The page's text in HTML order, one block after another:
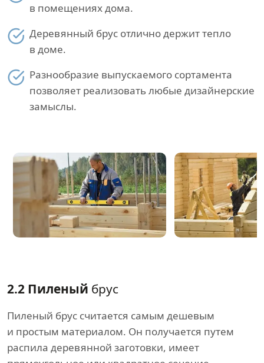
в помещениях дома.
Деревянный брус отлично держит тепло
в доме.
Разнообразие выпускаемого сортамента
позволяет реализовать любые дизайнерские
замыслы.
2.2 Пиленый брус
Пиленый брус считается самым дешевым
и простым материалом. Он получается путем
распила деревянной заготовки, имеет